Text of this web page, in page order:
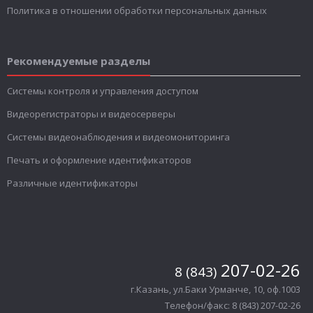
Политика в отношении обработки персональных данных
Рекомендуемые разделы
Системы контроля и управления доступом
Видеорегистраторы и видеосерверы
Системы видеонаблюдения и видеомониторинга
Печать и оформление идентификаторов
Различные идентификаторы
8 (843) 207-02-26
г.Казань, ул.Баки Урманче, 10, оф.1003
Телефон/факс: 8 (843) 207-02-26